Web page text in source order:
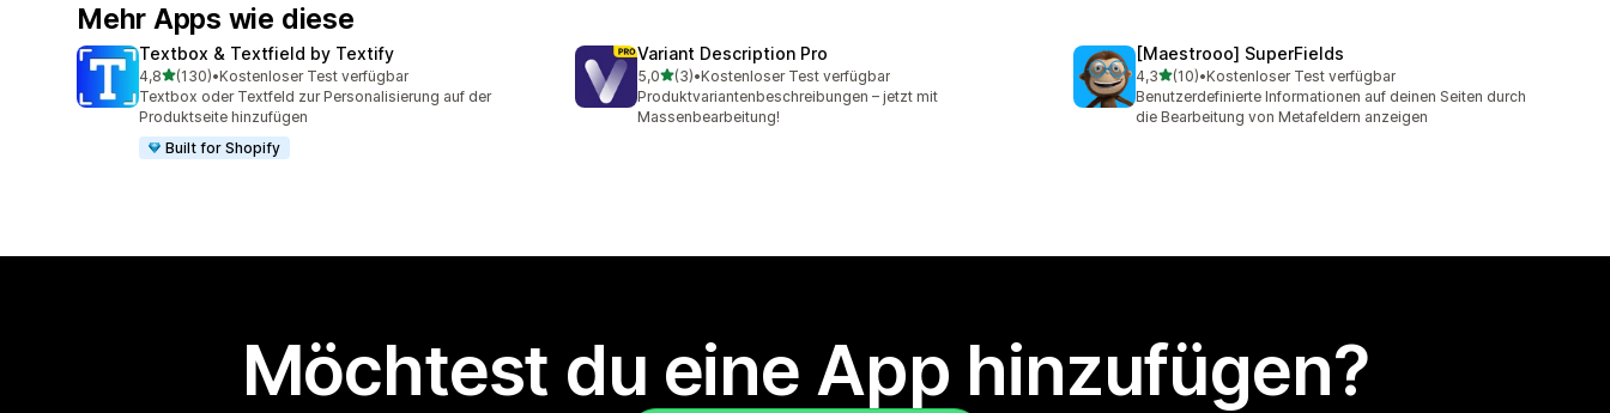
Mehr Apps wie diese
Textbox & Textfield by Textify
4,8von 5 Sternen
(130)
130 Rezensionen insgesamt
•Kostenloser Test verfügbar
Textbox oder Textfeld zur Personalisierung auf der
Produktseite hinzufügen
Built for Shopify
Variant Description Pro
5,0von 5 Sternen
(3)
3 Rezensionen insgesamt
•Kostenloser Test verfügbar
Produktvariantenbeschreibungen – jetzt mit
Massenbearbeitung!
[Maestrooo] SuperFields
4,3von 5 Sternen
(10)
10 Rezensionen insgesamt
•Kostenloser Test verfügbar
Benutzerdefinierte Informationen auf deinen Seiten durch
die Bearbeitung von Metafeldern anzeigen
Möchtest du eine App hinzufügen?